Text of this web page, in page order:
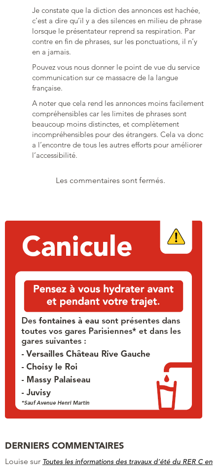
Je constate que la diction des annonces est hachée,
c’est a dire qu’il y a des silences en milieu de phrase
lorsque le présentateur reprend sa respiration. Par
contre en fin de phrases, sur les ponctuations, il n’y
en a jamais.
Pouvez vous nous donner le point de vue du service
communication sur ce massacre de la langue
française.
A noter que cela rend les annonces moins facilement
compréhensibles car les limites de phrases sont
beaucoup moins distinctes, et complètement
incompréhensibles pour des étrangers. Cela va donc
a l’encontre de tous les autres efforts pour améliorer
l’accessibilité.
Les commentaires sont fermés.
DERNIERS COMMENTAIRES
Louise sur Toutes les informations des travaux d’été du RER C en